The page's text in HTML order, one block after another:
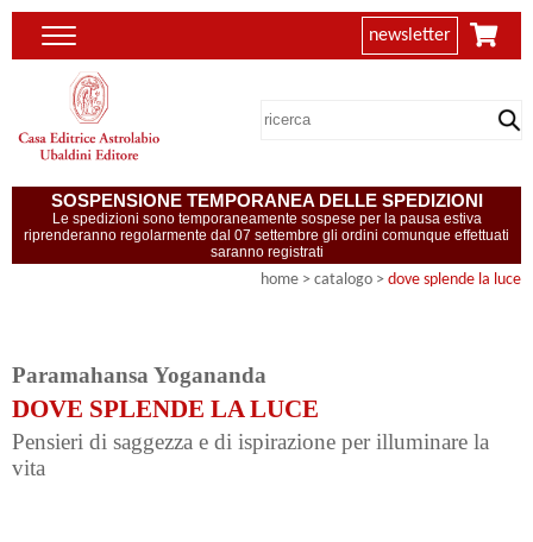
newsletter
SOSPENSIONE TEMPORANEA DELLE SPEDIZIONI
Le spedizioni sono temporaneamente sospese per la pausa estiva
riprenderanno regolarmente dal 07 settembre gli ordini comunque effettuati
saranno registrati
home > catalogo > dove splende la luce
Paramahansa Yogananda
DOVE SPLENDE LA LUCE
Pensieri di saggezza e di ispirazione per illuminare la
vita